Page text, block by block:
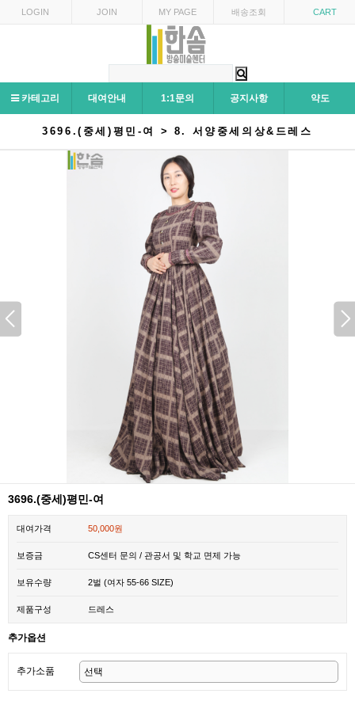
LOGIN JOIN MY PAGE 배송조회 CART
카테고리 대여안내 1:1문의 공지사항 약도
3696.(중세)평민-여 > 8. 서양중세의상&드레스
3696.(중세)평민-여
대여가격 50,000원
보증금 CS센터 문의 / 관공서 및 학교 면제 가능
보유수량 2벌 (여자 55-66 SIZE)
제품구성 드레스
추가옵션
추가소품